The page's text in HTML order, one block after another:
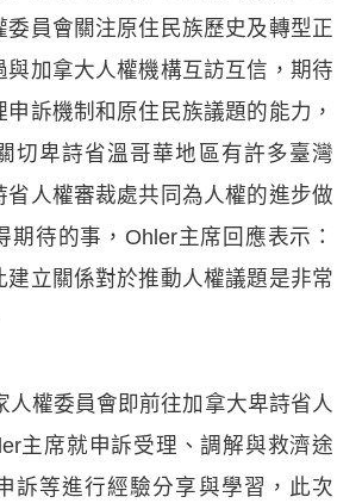
委員會關注原住民族歷史及轉型正
與加拿大人權機構互訪互信，期待
訴機制和原住民族議題的能力，
切卑詩省溫哥華地區有許多臺灣
省人權審裁處共同為人權的進步做
期待的事，Ohler主席回應表示：
建立關係對於推動人權議題是非常
人權委員會即前往加拿大卑詩省人
主席就申訴受理、調解與救濟途
訴等進行經驗分享與學習，此次